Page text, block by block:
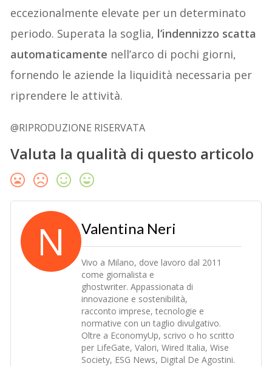
eccezionalmente elevate per un determinato
periodo. Superata la soglia, l’indennizzo scatta
automaticamente nell’arco di pochi giorni,
fornendo le aziende la liquidità necessaria per
riprendere le attività.
@RIPRODUZIONE RISERVATA
Valuta la qualità di questo articolo
N Valentina Neri
Vivo a Milano, dove lavoro dal 2011
come giornalista e
ghostwriter.Appassionata di
innovazione e sostenibilità,
raccontoimprese, tecnologie e
normative con un taglio divulgativo.
Oltre a EconomyUp, scrivo o ho scritto
per LifeGate, Valori, Wired Italia, Wise
Society, ESG News, Digital DeAgostini.